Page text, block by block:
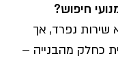
חיפוש?
שירות נפרד, אך
כחלק מהבנייה –